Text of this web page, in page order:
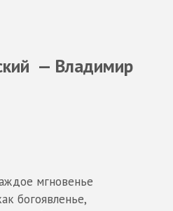
— Владимир
мгновенье
богоявленье,